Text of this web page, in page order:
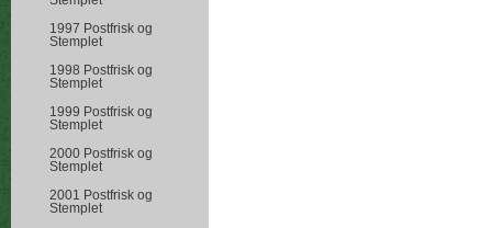
1997 Postfrisk og
Stemplet
1998 Postfrisk og
Stemplet
1999 Postfrisk og
Stemplet
2000 Postfrisk og
Stemplet
2001 Postfrisk og
Stemplet